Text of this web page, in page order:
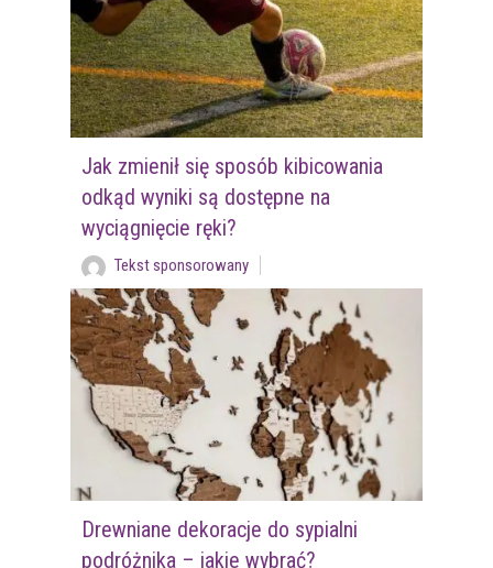
Jak zmienił się sposób kibicowania
odkąd wyniki są dostępne na
wyciągnięcie ręki?
Tekst sponsorowany
Drewniane dekoracje do sypialni
podróżnika – jakie wybrać?